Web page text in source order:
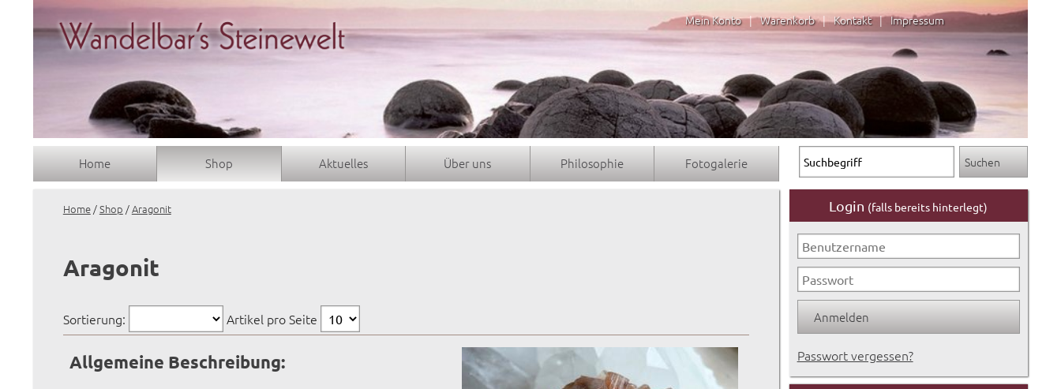
Mein Konto | Warenkorb | Kontakt | Impressum
Home Shop Aktuelles Über uns Philosophie Fotogalerie
Home/Shop /Aragonit
Aragonit
Sortierung: Artikel pro Seite
Allgemeine Beschreibung:
Login (falls bereits hinterlegt)
Passwort vergessen?